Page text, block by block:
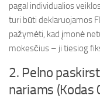
pagal individualios
turi būti deklaruojamos
pažymėti, kad įmonė
mokesčius – ji tiesiog
2. Pelno
nariams (Kodas